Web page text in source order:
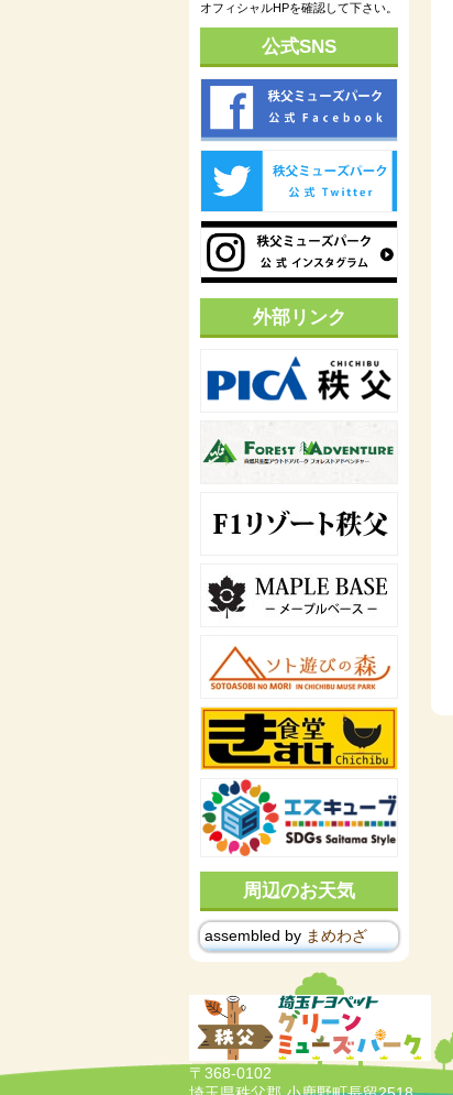
オフィシャルHPを確認して下さい。
公式SNS
外部リンク
周辺のお天気
assembled by まめわざ
〒368-0102